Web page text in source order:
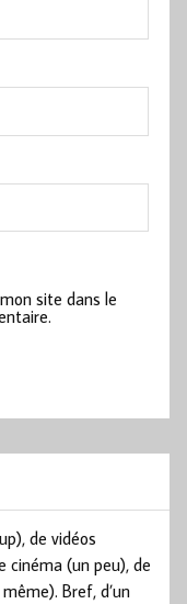
site dans le
de vidéos
cinéma (un peu), de
Bref, d’un